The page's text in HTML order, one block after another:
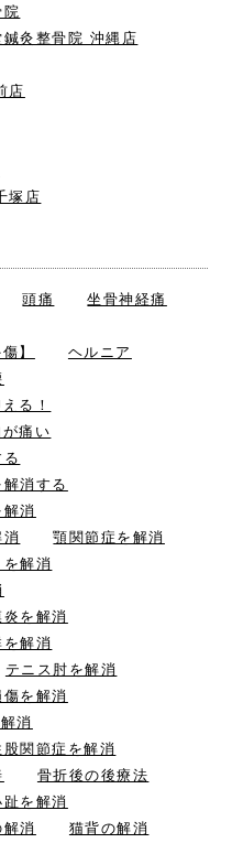
院
鍼灸整骨院 沖縄店
店
塚店
頭痛
坐骨神経痛
】
ヘルニア
る！
痛い
消する
消
顎関節症を解消
解消
炎を解消
解消
テニス肘を解消
を解消
消
股関節症を解消
骨折後の後療法
を解消
消
猫背の解消